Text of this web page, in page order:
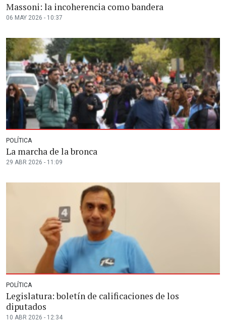
Massoni: la incoherencia como bandera
06 MAY 2026 - 10:37
POLÍTICA
La marcha de la bronca
29 ABR 2026 - 11:09
POLÍTICA
Legislatura: boletín de calificaciones de los
diputados
10 ABR 2026 - 12:34